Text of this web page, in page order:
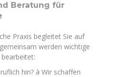
Beratung für
Praxis begleitet Sie auf
werden wichtige
hin? à Wir schaffen